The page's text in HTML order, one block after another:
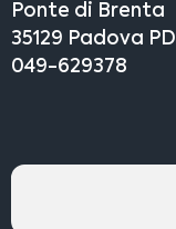
Ponte di Brenta
35129 Padova PD
049-629378